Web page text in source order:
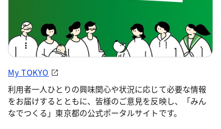
My TOKYO
利用者一人ひとりの興味関心や状況に応じて必要な情報
をお届けするとともに、皆様のご意見を反映し、「みん
なでつくる」東京都の公式ポータルサイトです。